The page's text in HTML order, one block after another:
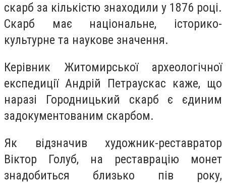
скарб за кількістю знаходили у 1876 році.
Скарб має національне, історико-
культурне та наукове значення.
Керівник Житомирської археологічної
експедиції Андрій Петраускас каже, що
наразі Городницький скарб є єдиним
задокументованим скарбом.
Як відзначив художник-реставратор
Віктор Голуб, на реставрацію монет
знадобиться близько пів року,